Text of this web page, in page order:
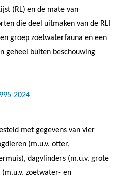
(RL) en de mate van
die deel uitmaken van de RLI
groep zoetwaterfauna en een
geheel buiten beschouwing
2024
met gegevens van vier
(m.u.v. otter,
dagvlinders (m.u.v. grote
zoetwater- en